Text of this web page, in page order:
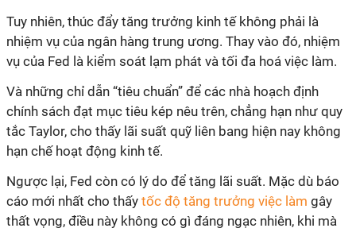
Tuy nhiên, thúc đẩy tăng trưởng kinh tế không phải là
nhiệm vụ của ngân hàng trung ương. Thay vào đó, nhiệm
vụ của Fed là kiểm soát lạm phát và tối đa hoá việc làm.
Và những chỉ dẫn “tiêu chuẩn” để các nhà hoạch định
chính sách đạt mục tiêu kép nêu trên, chẳng hạn như quy
tắc Taylor, cho thấy lãi suất quỹ liên bang hiện nay không
hạn chế hoạt động kinh tế.
Ngược lại, Fed còn có lý do để tăng lãi suất. Mặc dù báo
cáo mới nhất cho thấy tốc độ tăng trưởng việc làm gây
thất vọng, điều này không có gì đáng ngạc nhiên, khi mà